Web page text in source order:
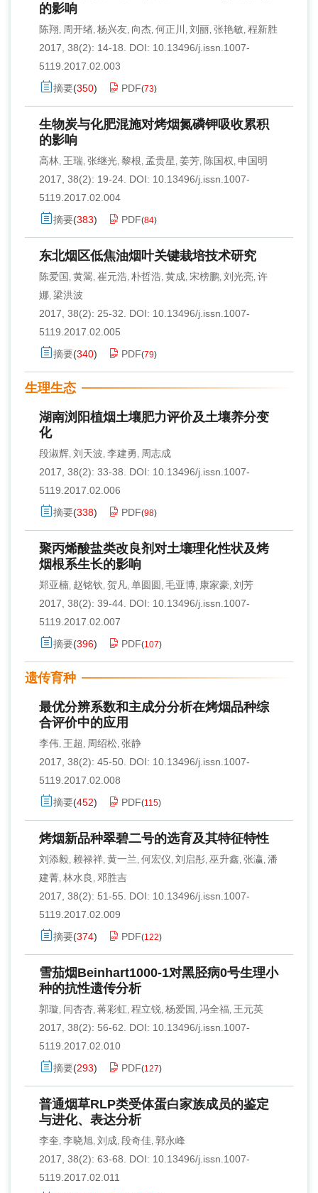
的影响
陈翔, 周开绪, 杨兴友, 向杰, 何正川 , 刘丽, 张艳敏, 程新胜
2017, 38(2): 14-18.
DOI: 10.13496/j.issn.1007-
5119.2017.02.003
摘要(350) PDF(73)
生物炭与化肥混施对烤烟氮磷钾吸收累积
的影响
高林, 王瑞, 张继光, 黎根, 孟贵星, 姜芳, 陈国权, 申国明
2017, 38(2): 19-24. DOI: 10.13496/j.issn.1007-
5119.2017.02.004
摘要(383) PDF(84)
东北烟区低焦油烟叶关键栽培技术研究
陈爱国 , 黄翯, 崔元浩, 朴哲浩, 黄成, 宋榜鹏, 刘光亮, 许
娜, 梁洪波
2017, 38(2): 25-32.
DOI: 10.13496/j.issn.1007-
5119.2017.02.005
摘要(340) PDF(79)
生理生态
湖南浏阳植烟土壤肥力评价及土壤养分变
化
段淑辉, 刘天波, 李建勇 , 周志成
2017, 38(2): 33-38.
DOI: 10.13496/j.issn.1007-
5119.2017.02.006
摘要(338) PDF(98)
聚丙烯酸盐类改良剂对土壤理化性状及烤
烟根系生长的影响
郑亚楠, 赵铭钦, 贺凡, 单圆圆 , 毛亚博, 康家豪, 刘芳
2017, 38(2): 39-44. DOI: 10.13496/j.issn.1007-
5119.2017.02.007
摘要(396) PDF(107)
遗传育种
最优分辨系数和主成分分析在烤烟品种综
合评价中的应用
李伟, 王超 , 周绍松, 张静
2017, 38(2): 45-50. DOI: 10.13496/j.issn.1007-
5119.2017.02.008
摘要(452) PDF(115)
烤烟新品种翠碧二号的选育及其特征特性
刘添毅, 赖禄祥, 黄一兰, 何宏仪, 刘启彤, 巫升鑫, 张瀛, 潘
建菁, 林水良 , 邓胜吉
2017, 38(2): 51-55.
DOI: 10.13496/j.issn.1007-
5119.2017.02.009
摘要(374) PDF(122)
雪茄烟Beinhart1000-1对黑胫病0号生理小
种的抗性遗传分析
郭璇, 闫杏杏, 蒋彩虹, 程立锐, 杨爱国 , 冯全福, 王元英
2017, 38(2): 56-62.
DOI: 10.13496/j.issn.1007-
5119.2017.02.010
摘要(293) PDF(127)
普通烟草RLP类受体蛋白家族成员的鉴定
与进化、表达分析
李奎, 李晓旭, 刘成, 段奇佳, 郭永峰
2017, 38(2): 63-68.
DOI: 10.13496/j.issn.1007-
5119.2017.02.011